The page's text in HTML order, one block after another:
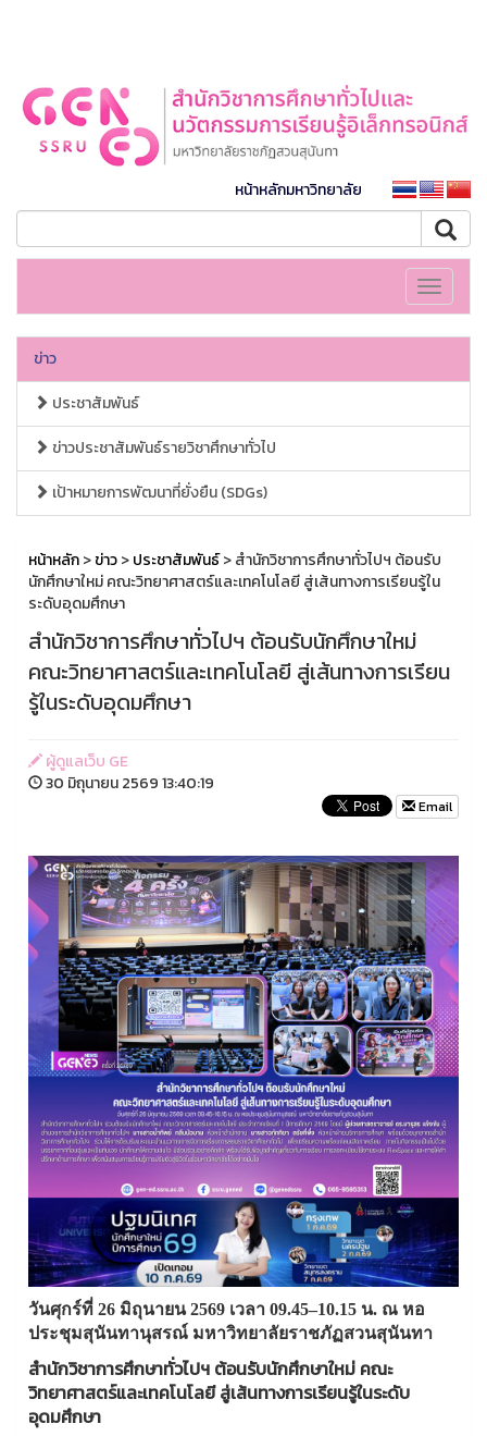
หน้าหลักมหาวิทยาลัย
Toggle
ข่าว
ประชาสัมพันธ์
ข่าวประชาสัมพันธ์รายวิชาศึกษาทั่วไป
เป้าหมายการพัฒนาที่ยั่งยืน (SDGs)
หน้าหลัก>ข่าว>ประชาสัมพันธ์> สำนักวิชาการศึกษาทั่วไปฯ ต้อนรับ
นักศึกษาใหม่ คณะวิทยาศาสตร์และเทคโนโลยี สู่เส้นทางการเรียนรู้ใน
ระดับอุดมศึกษา
สำนักวิชาการศึกษาทั่วไปฯ ต้อนรับนักศึกษาใหม่
คณะวิทยาศาสตร์และเทคโนโลยี สู่เส้นทางการเรียน
รู้ในระดับอุดมศึกษา
ผู้ดูแลเว็บ GE
30 มิถุนายน 2569 13:40:19
Email
วันศุกร์ที่ 26 มิถุนายน 2569 เวลา 09.45–10.15 น. ณ หอ
ประชุมสุนันทานุสรณ์ มหาวิทยาลัยราชภัฏสวนสุนันทา
สำนักวิชาการศึกษาทั่วไปฯ ต้อนรับนักศึกษาใหม่ คณะ
วิทยาศาสตร์และเทคโนโลยี สู่เส้นทางการเรียนรู้ในระดับ
อุดมศึกษา